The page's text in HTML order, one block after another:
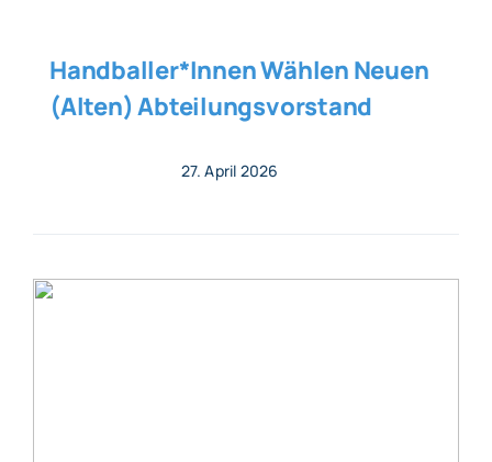
Handballer*innen Wählen Neuen
(alten) Abteilungsvorstand
27. April 2026